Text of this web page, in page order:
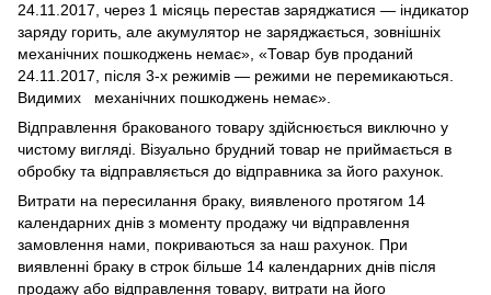
24.11.2017, через 1 місяць перестав заряджатися — індикатор
заряду горить, але акумулятор не заряджається, зовнішніх
механічних пошкоджень немає», «Товар був проданий
24.11.2017, після 3-х режимів — режими не перемикаються.
Видимих механічних пошкоджень немає».
Відправлення бракованого товару здійснюється виключно у
чистому вигляді. Візуально брудний товар не приймається в
обробку та відправляється до відправника за його рахунок.
Витрати на пересилання браку, виявленого протягом 14
календарних днів з моменту продажу чи відправлення
замовлення нами, покриваються за наш рахунок. При
виявленні браку в строк більше 14 календарних днів після
продажу або відправлення товару, витрати на його